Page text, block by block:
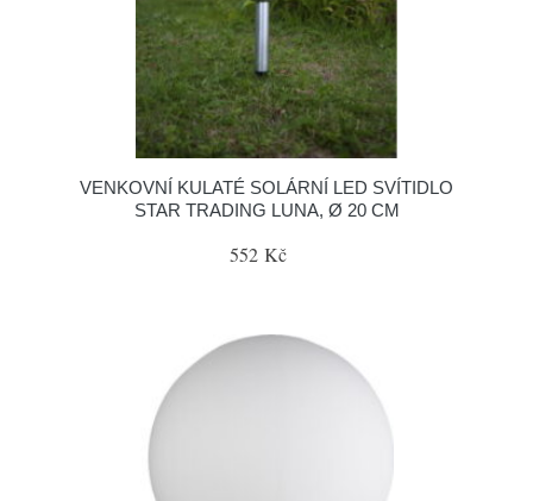
VENKOVNÍ KULATÉ SOLÁRNÍ LED SVÍTIDLO
STAR TRADING LUNA, Ø 20 CM
552 Kč